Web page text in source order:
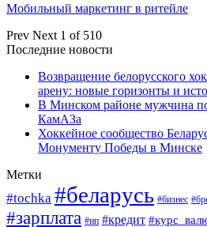
Мобильный маркетинг в ритейле
Prev Next 1 of 510
Последние новости
Возвращение белорусского
арену: новые горизонты и
В Минском районе мужчина
КамАЗа
Хоккейное сообщество
Монументу Победы в Минске
Метки
#tochka #беларусь #бизнес
#зарплата #ип #кредит